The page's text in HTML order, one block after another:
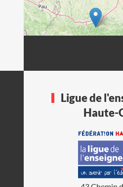
Ligue de
Haute-